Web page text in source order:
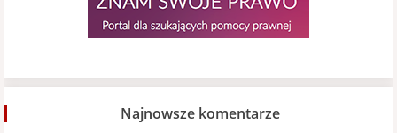
Najnowsze komentarze